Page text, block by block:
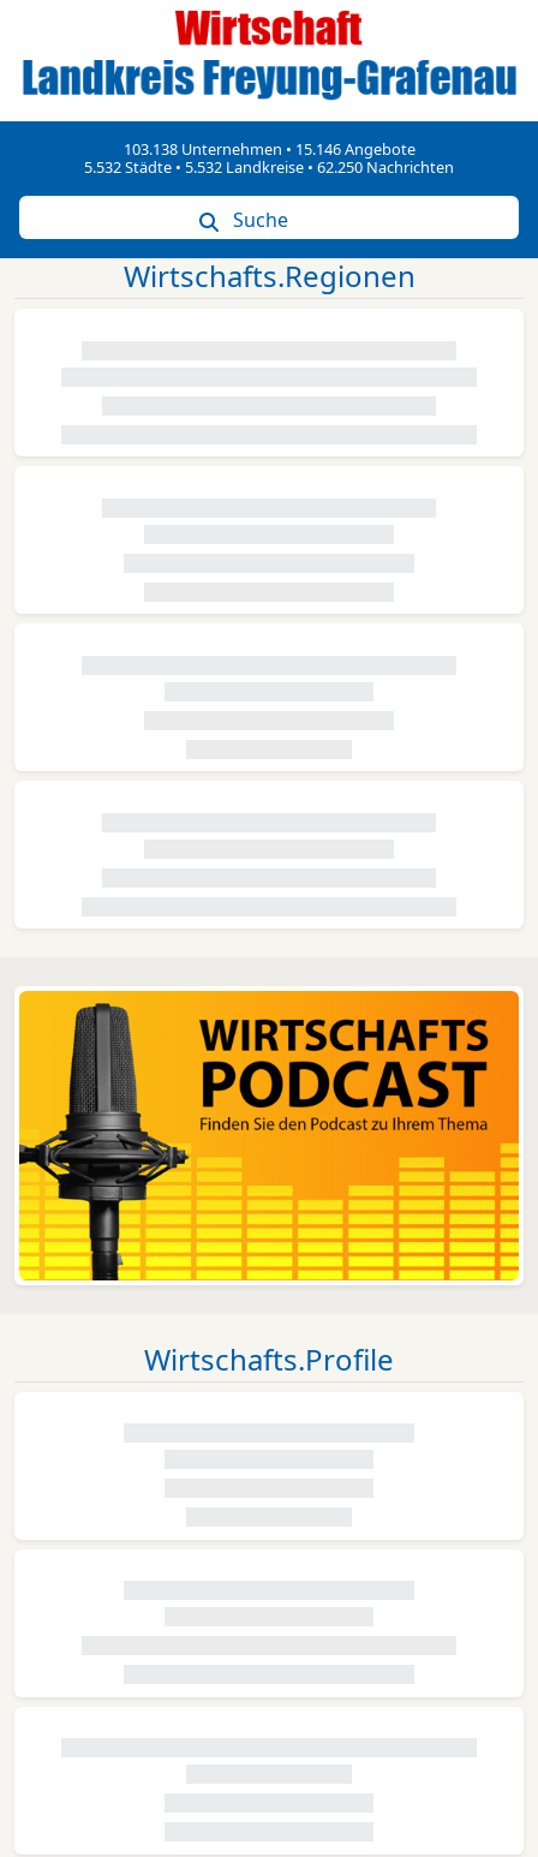
103.138 Unternehmen • 15.146 Angebote
5.532 Städte • 5.532 Landkreise • 62.250 Nachrichten
Suche
Wirtschafts.Regionen
Wirtschafts.Profile